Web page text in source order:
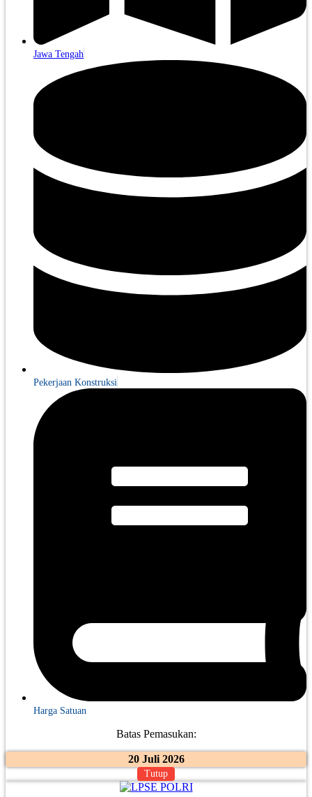
Jawa Tengah
Pekerjaan Konstruksi
Harga Satuan
Batas Pemasukan:
20 Juli 2026
Tutup